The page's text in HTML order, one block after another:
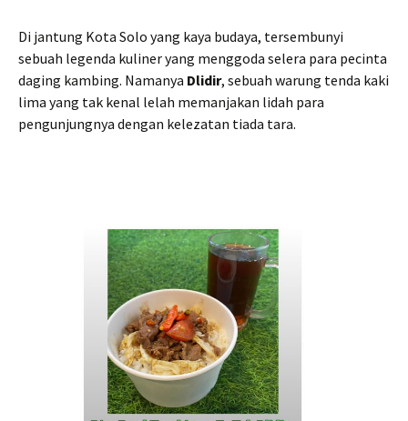
Di jantung Kota Solo yang kaya budaya, tersembunyi
sebuah legenda kuliner yang menggoda selera para pecinta
daging kambing. Namanya Dlidir, sebuah warung tenda kaki
lima yang tak kenal lelah memanjakan lidah para
pengunjungnya dengan kelezatan tiada tara.